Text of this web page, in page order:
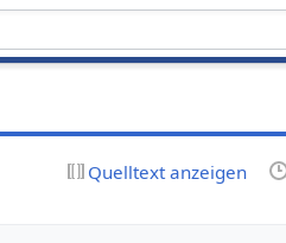
Quelltext anzeigen